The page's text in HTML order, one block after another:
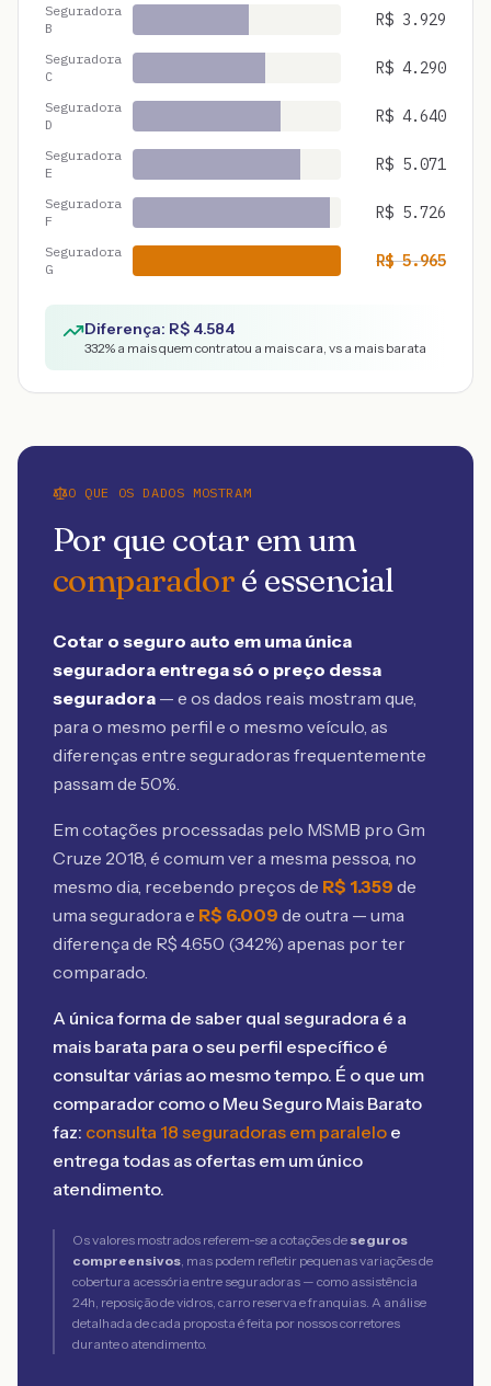
Seguradora
B
R$ 3.929
Seguradora
C
R$ 4.290
Seguradora
D
R$ 4.640
Seguradora
E
R$ 5.071
Seguradora
F
R$ 5.726
Seguradora
G
R$5.965
Diferença: R$ 4.584
332% a mais quem contratou a mais cara, vs a mais barata
O QUE OS DADOS MOSTRAM
Por que cotar em um
comparadoré essencial
Cotar o seguro auto em uma única
seguradora entrega só o preço dessa
seguradora — e os dados reais mostram que,
para o mesmo perfil e o mesmo veículo, as
diferenças entre seguradoras frequentemente
passam de 50%.
Em cotações processadas pelo MSMB pro Gm
Cruze 2018, é comum ver a mesma pessoa, no
mesmo dia, recebendo preços de R$ 1.359 de
uma seguradora e R$ 6.009 de outra — uma
diferença de R$ 4.650 (342%) apenas por ter
comparado.
A única forma de saber qual seguradora é a
mais barata para o seu perfil específico é
consultar várias ao mesmo tempo. É o que um
comparador como o Meu Seguro Mais Barato
faz: consulta 18 seguradoras em paralelo e
entrega todas as ofertas em um único
atendimento.
Os valores mostrados referem-se a cotações de seguros
compreensivos, mas podem refletir pequenas variações de
cobertura acessória entre seguradoras — como assistência
24h, reposição de vidros, carro reserva e franquias. A análise
detalhada de cada proposta é feita por nossos corretores
durante o atendimento.